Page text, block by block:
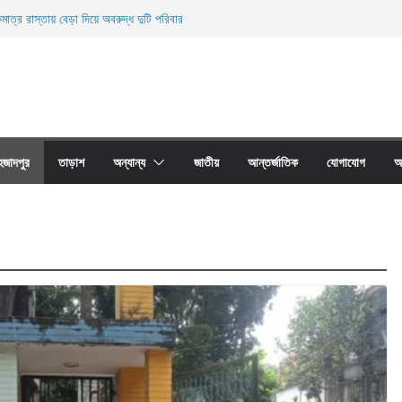
রাস্তায় বেড়া দিয়ে অবরুদ্ধ দুটি পরিবার
তাড়াশ অন্যান্য জাতীয় আন্তর্জাতিক যোগাযোগ